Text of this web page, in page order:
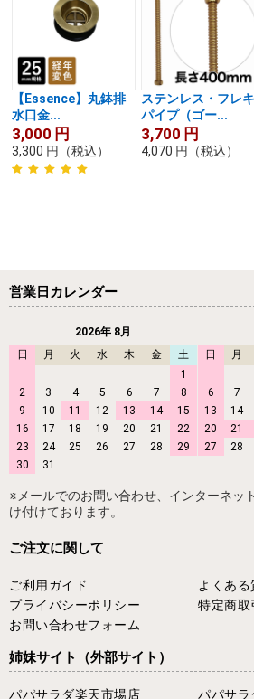
【Essence】丸鉢排
水口金...
3,000 円
3,300 円 （税込）
ステンレス・フレキ
パイプ（ゴー...
3,700 円
4,070 円 （税込）
営業日カレンダー
2026年 8月
日
月 火 水 木 金
土
1
2
3 4 5 6 7
8
9
10 11 12 13 14
15
16
17 18 19 20 21
22
23
24 25 26 27 28
29
30
31
日
月
6
7
13
14
20
21
27
28
※メールでのお問い合わせ、インターネッ
け付けております。
ご注文に関して
ご利用ガイド
よくある
プライバシーポリシー
特定商取
お問い合わせフォーム
姉妹サイト （外部サイト）
パパサラダ楽天市場店 パパサ